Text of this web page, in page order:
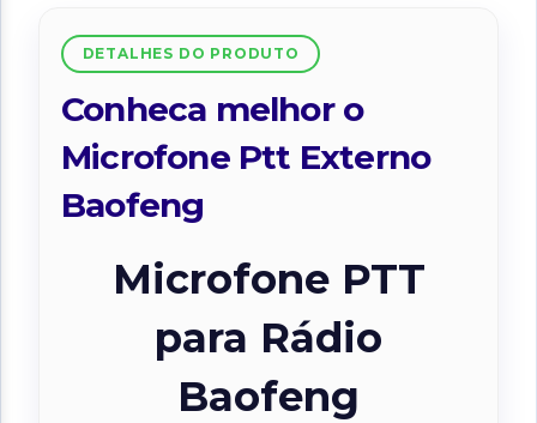
DETALHES DO PRODUTO
Conheca melhor o
Microfone Ptt Externo
Baofeng
Microfone PTT
para Rádio
Baofeng